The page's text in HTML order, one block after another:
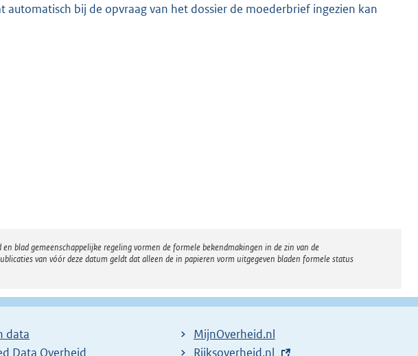
bij de opvraag van het dossier de moederbrief ingezien kan
blad gemeenschappelijke regeling vormen de formele bekendmakingen in de zin van de
van vóór deze datum geldt dat alleen de in papieren vorm uitgegeven bladen formele status
data
Data Overheid
MijnOverheid.nl
E
Rijksoverheid.nl